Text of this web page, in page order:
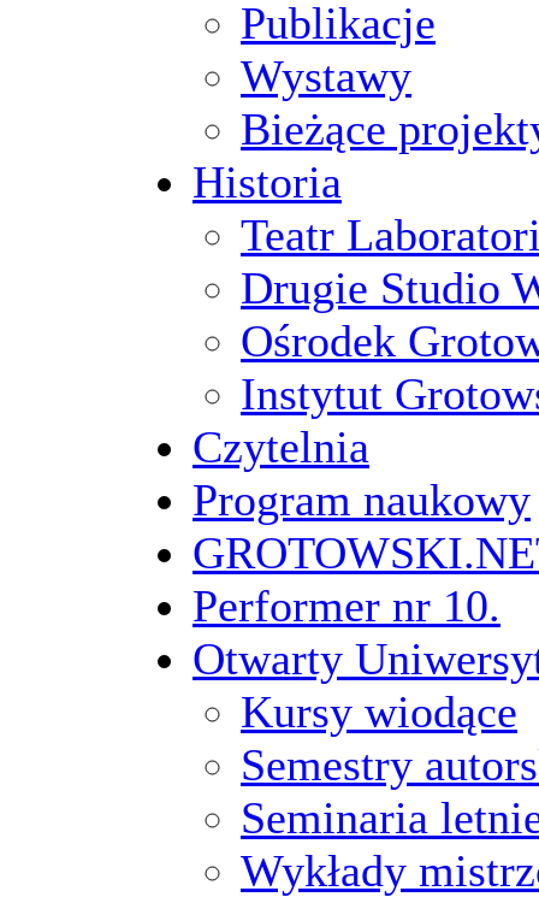
Publikacje
Wystawy
Bieżące
Historia
Teatr
Drugie Studio
Ośrodek
Instytut
Czytelnia
Program naukowy
Performer nr 10.
Otwarty
Kursy wiodące
Semestry
Seminaria
Wykłady